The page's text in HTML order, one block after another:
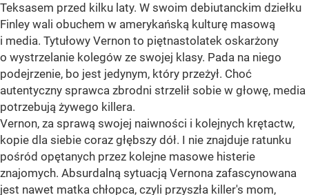
Teksasem przed kilku laty. W swoim debiutanckim dziełku
Finley wali obuchem w amerykańską kulturę masową
i media. Tytułowy Vernon to piętnastolatek oskarżony
o wystrzelanie kolegów ze swojej klasy. Pada na niego
podejrzenie, bo jest jedynym, który przeżył. Choć
autentyczny sprawca zbrodni strzelił sobie w głowę, media
potrzebują żywego killera.
Vernon, za sprawą swojej naiwności i kolejnych krętactw,
kopie dla siebie coraz głębszy dół. I nie znajduje ratunku
pośród opętanych przez kolejne masowe histerie
znajomych. Absurdalną sytuacją Vernona zafascynowana
jest nawet matka chłopca, czyli przyszła killer's mom,